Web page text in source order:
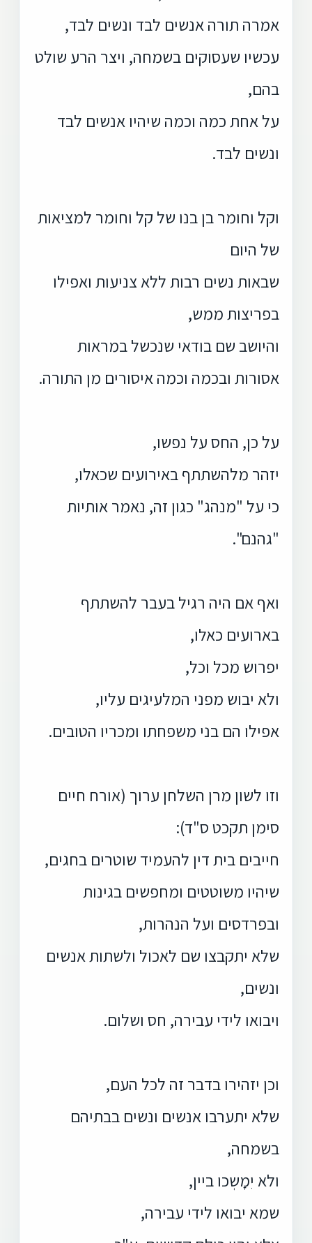
אמרה תורה אנשים לבד ונשים לבד,
עכשיו שעסוקים בשמחה, ויצר הרע שולט
בהם,
על אחת כמה וכמה שיהיו אנשים לבד
ונשים לבד.
וקל וחומר בן בנו של קל וחומר למציאות
של היום
שבאות נשים רבות ללא צניעות ואפילו
בפריצות ממש,
והיושב שם בודאי שנכשל במראות
אסורות ובכמה וכמה איסורים מן התורה.
על כן, החס על נפשו,
יזהר מלהשתתף באירועים שכאלו,
כי על "מנהג" כגון זה, נאמר אותיות
"גהנם".
ואף אם היה רגיל בעבר להשתתף
בארועים כאלו,
יפרוש מכל וכל,
ולא יבוש מפני המלעיגים עליו,
אפילו הם בני משפחתו ומכריו הטובים.
וזו לשון מרן השלחן ערוך (אורח חיים
סימן תקכט ס"ד):
חייבים בית דין להעמיד שוטרים בחגים,
שיהיו משוטטים ומחפשים בגינות
ובפרדסים ועל הנהרות,
שלא יתקבצו שם לאכול ולשתות אנשים
ונשים,
ויבואו לידי עבירה, חס ושלום.
וכן יזהירו בדבר זה לכל העם,
שלא יתערבו אנשים ונשים בבתיהם
בשמחה,
ולא יִמָשְכו ביין,
שמא יבואו לידי עבירה,